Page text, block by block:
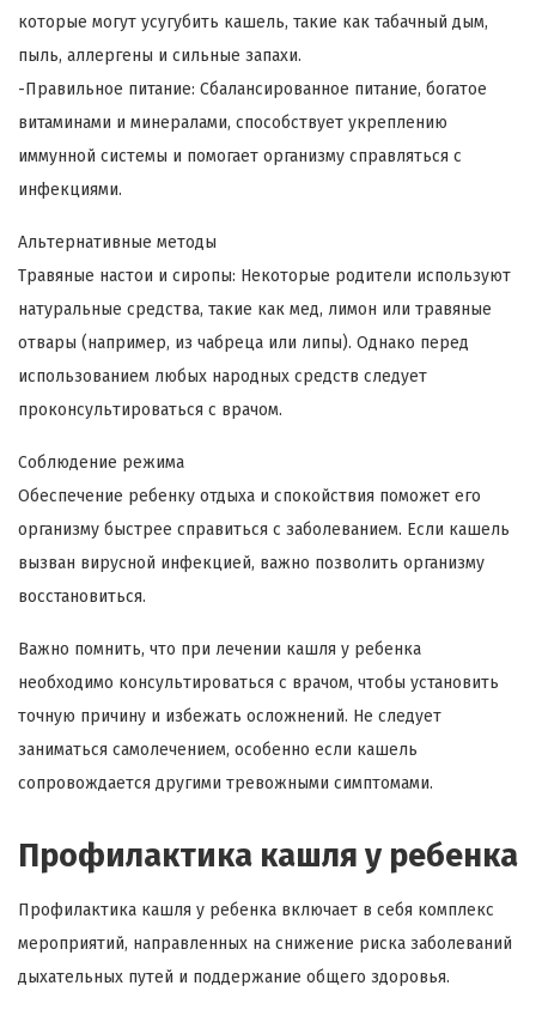
которые могут усугубить кашель, такие как табачный дым,
пыль, аллергены и сильные запахи.
-Правильное питание: Сбалансированное питание, богатое
витаминами и минералами, способствует укреплению
иммунной системы и помогает организму справляться с
инфекциями.
Альтернативные методы
Травяные настои и сиропы: Некоторые родители используют
натуральные средства, такие как мед, лимон или травяные
отвары (например, из чабреца или липы). Однако перед
использованием любых народных средств следует
проконсультироваться с врачом.
Соблюдение режима
Обеспечение ребенку отдыха и спокойствия поможет его
организму быстрее справиться с заболеванием. Если кашель
вызван вирусной инфекцией, важно позволить организму
восстановиться.
Важно помнить, что при лечении кашля у ребенка
необходимо консультироваться с врачом, чтобы установить
точную причину и избежать осложнений. Не следует
заниматься самолечением, особенно если кашель
сопровождается другими тревожными симптомами.
Профилактика кашля у ребенка
Профилактика кашля у ребенка включает в себя комплекс
мероприятий, направленных на снижение риска заболеваний
дыхательных путей и поддержание общего здоровья.